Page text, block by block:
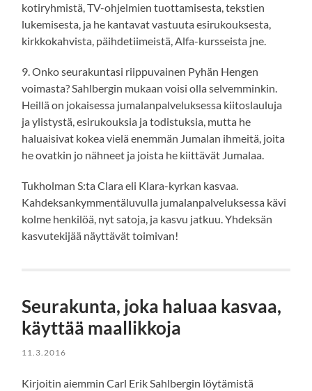
kotiryhmistä, TV-ohjelmien tuottamisesta, tekstien
lukemisesta, ja he kantavat vastuuta esirukouksesta,
kirkkokahvista, päihdetiimeistä, Alfa-kursseista jne.
9. Onko seurakuntasi riippuvainen Pyhän Hengen
voimasta? Sahlbergin mukaan voisi olla selvemminkin.
Heillä on jokaisessa jumalanpalveluksessa kiitoslauluja
ja ylistystä, esirukouksia ja todistuksia, mutta he
haluaisivat kokea vielä enemmän Jumalan ihmeitä, joita
he ovatkin jo nähneet ja joista he kiittävät Jumalaa.
Tukholman S:ta Clara eli Klara-kyrkan kasvaa.
Kahdeksankymmentäluvulla jumalanpalveluksessa kävi
kolme henkilöä, nyt satoja, ja kasvu jatkuu. Yhdeksän
kasvutekijää näyttävät toimivan!
Seurakunta, joka haluaa kasvaa,
käyttää maallikkoja
11.3.2016
Kirjoitin aiemmin Carl Erik Sahlbergin löytämistä